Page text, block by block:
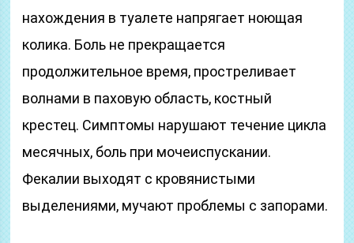
нахождения в туалете напрягает ноющая
колика. Боль не прекращается
продолжительное время, простреливает
волнами в паховую область, костный
крестец. Симптомы нарушают течение цикла
месячных, боль при мочеиспускании.
Фекалии выходят с кровянистыми
выделениями, мучают проблемы с запорами.